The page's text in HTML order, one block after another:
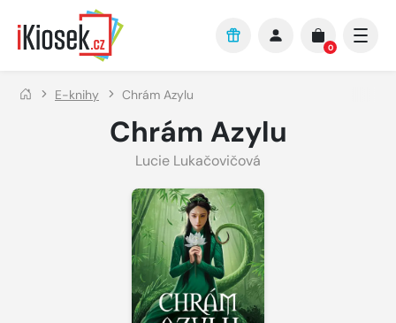
Přejít na hlavní obsah
0
E-knihy Chrám Azylu
Chrám Azylu
Lucie Lukačovičová